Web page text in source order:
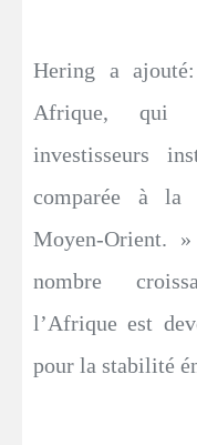
Hering a
Afrique, qui
investisseurs
comparée à la
Moyen-Orient.
nombre
l’Afrique est
pour la stabilité